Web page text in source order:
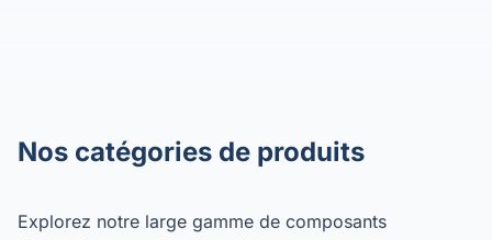
Nos catégories de produits
Explorez notre large gamme de composants